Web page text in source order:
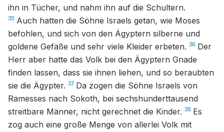
ihn in Tücher, und nahm ihn auf die Schultern.
35 Auch hatten die Söhne Israels getan, wie Moses
befohlen, und sich von den Ägyptern silberne und
goldene Gefäße und sehr viele Kleider erbeten. 36 Der
Herr aber hatte das Volk bei den Ägyptern Gnade
finden lassen, dass sie ihnen liehen, und so beraubten
sie die Ägypter. 37 Da zogen die Söhne Israels von
Ramesses nach Sokoth, bei sechshunderttausend
streitbare Männer, nicht gerechnet die Kinder. 38 Es
zog auch eine große Menge von allerlei Volk mit